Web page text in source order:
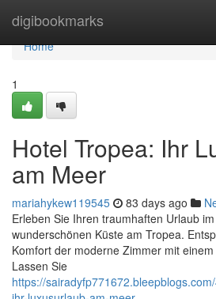
digibookmarks
Home
Home
1
Hotel Tropea: Ihr
am Meer
mariahykew119545 83 days ago
Erleben Sie Ihren traumhaften Urlaub
wunderschönen Küste am Tropea.
Komfort der moderne Zimmer mit
Lassen Sie
https://